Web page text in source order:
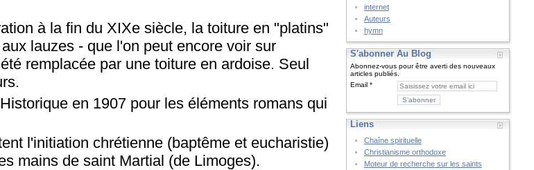
à la fin du XIXe siècle, la toiture en "platins"
lauzes - que l'on peut encore voir sur
remplacée par une toiture en ardoise. Seul
en 1907 pour les éléments romans qui
l'initiation chrétienne (baptême et eucharistie)
mains de saint Martial (de Limoges).
internet
Auteurs
hymn
S'abonner Au Blog
Abonnez-vous pour être averti des nouveaux
articles publiés.
Email
Liens
Chaîne spirituelle
Christianisme orthodoxe
Moteur de recherche sur les saints